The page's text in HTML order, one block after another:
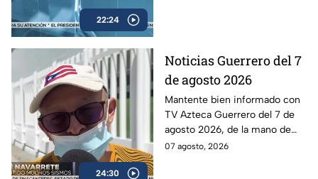
22:24
24:30
Noticias Guerrero del 7
de agosto 2026
Mantente bien informado con
TV Azteca Guerrero del 7 de
agosto 2026, de la mano de
Vianey Ponce.
07 agosto, 2026